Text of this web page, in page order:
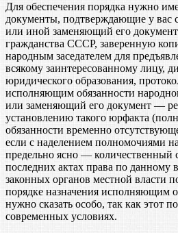
Для обеспечения порядка нужно
документы, подтверждающие у вас
или иной заменяющий его
гражданства СССР, заверенную
народным заседателем для
всякому заинтересованному лицу,
юридического образования,
исполняющим обязанности
или заменяющий его документ —
установлению такого юрфакта
обязанности временно
если с наделением полномочиями
предельно ясно — количественный
последних актах права по данному
законных органов местной власти
порядке назначения исполняющим
нужно сказать особо, так как этот
современных условиях.